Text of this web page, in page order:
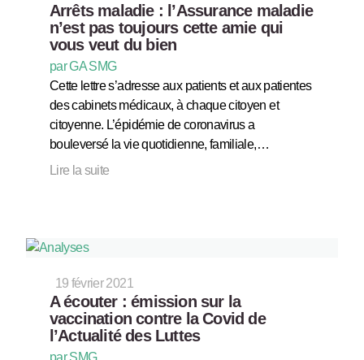
Arrêts maladie : l’Assurance maladie
n’est pas toujours cette amie qui
vous veut du bien
par GA SMG
Cette lettre s’adresse aux patients et aux patientes
des cabinets médicaux, à chaque citoyen et
citoyenne. L’épidémie de coronavirus a
bouleversé la vie quotidienne, familiale,…
Lire la suite
19 février 2021
A écouter : émission sur la
vaccination contre la Covid de
l’Actualité des Luttes
par SMG